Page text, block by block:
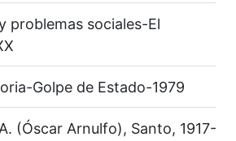
problemas sociales-El
Golpe de Estado-1979
(Óscar Arnulfo), Santo, 1917-